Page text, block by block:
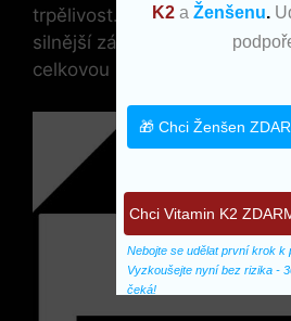
trpělivost. Postupem času si
silnější základnu pro⁣ další
celkovou⁤ pohybovou efektivitu.
K2 aŽenšenu.
Nebojte se udělat první krok k
Vyzkoušejte nyní bez rizika -
čeká!
Chci Vitamin K2
🎁 Chci Ženšen